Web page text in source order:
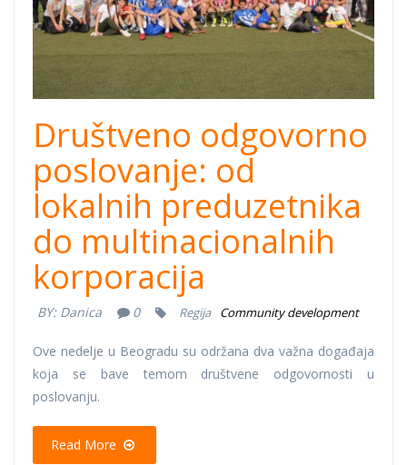
Društveno odgovorno
poslovanje: od
lokalnih preduzetnika
do multinacionalnih
korporacija
BY: Danica 0 Regija Community development
Ove nedelje u Beogradu su održana dva važna događaja
koja se bave temom društvene odgovornosti u
poslovanju.
Read More